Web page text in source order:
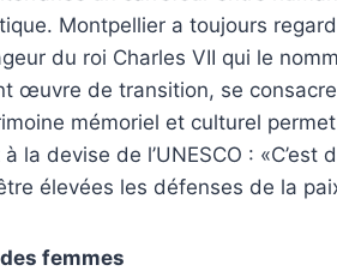
Montpellier a toujours
du roi Charles VII qui le
œuvre de transition, se
mémoriel et culturel permet
devise de l’UNESCO : «C’est
élevées les défenses de la
femmes